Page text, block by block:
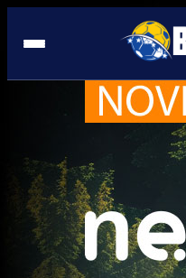
Premijer liga BiH